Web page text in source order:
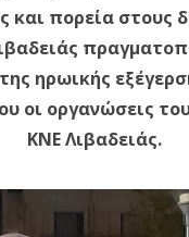
και πορεία στους
ηρωικής
οι οργανώσεις
ΚΝΕ Λιβαδειάς.